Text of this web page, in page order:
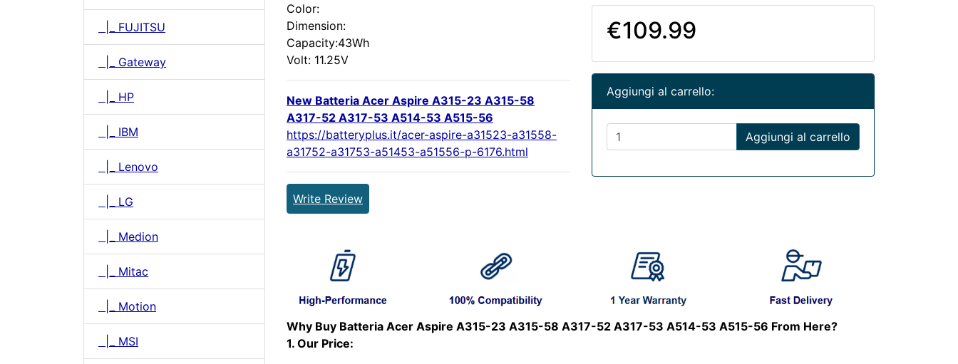
|_ FUJITSU
|_ Gateway
|_ HP
|_ IBM
|_ Lenovo
|_ LG
|_ Medion
|_ Mitac
|_ Motion
|_ MSI
Color:
Dimension:
Capacity:43Wh
Volt: 11.25V
New Batteria Acer Aspire A315-23 A315-58
A317-52 A317-53 A514-53 A515-56
https://batteryplus.it/acer-aspire-a31523-a31558-
a31752-a31753-a51453-a51556-p-6176.html
Write Review
€109.99
Aggiungi al carrello:
Aggiungi al carrello
Why Buy Batteria Acer Aspire A315-23 A315-58 A317-52 A317-53 A514-53 A515-56 From Here?
1. Our Price: